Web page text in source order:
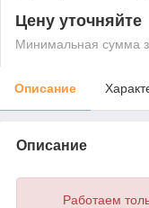
Цену уточняйте
Минимальная сумма
Описание
Описание
Работаем